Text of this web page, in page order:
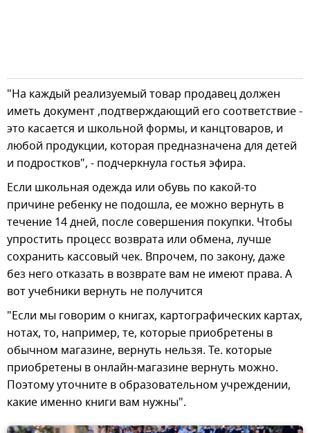
"На каждый реализуемый товар продавец должен
иметь документ ,подтверждающий его соответствие -
это касается и школьной формы, и канцтоваров, и
любой продукции, которая предназначена для детей
и подростков", - подчеркнула гостья эфира.
Если школьная одежда или обувь по какой-то
причине ребенку не подошла, ее можно вернуть в
течение 14 дней, после совершения покупки. Чтобы
упростить процесс возврата или обмена, лучше
сохранить кассовый чек. Впрочем, по закону, даже
без него отказать в возврате вам не имеют права. А
вот учебники вернуть не получится
"Если мы говорим о книгах, картографических картах,
нотах, то, например, те, которые приобретены в
обычном магазине, вернуть нельзя. Те. которые
приобретены в онлайн-магазине вернуть можно.
Поэтому уточните в образовательном учреждении,
какие именно книги вам нужны".